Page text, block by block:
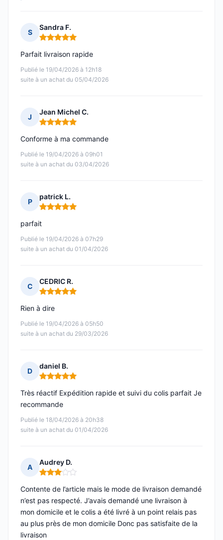
S
Sandra F.
Note : 5 sur 5
Publié le 19/04/2026 à 12h18
suite à un achat du 05/04/2026
Parfait livraison rapide
J
Jean Michel C.
Note : 5 sur 5
Publié le 19/04/2026 à 09h01
suite à un achat du 03/04/2026
Conforme à ma commande
P
patrick L.
Note : 5 sur 5
Publié le 19/04/2026 à 07h29
suite à un achat du 01/04/2026
parfait
C
CEDRIC R.
Note : 5 sur 5
Publié le 19/04/2026 à 05h50
suite à un achat du 29/03/2026
Rien à dire
D
daniel B.
Note : 5 sur 5
Publié le 18/04/2026 à 20h38
suite à un achat du 01/04/2026
Très réactif Expédition rapide et suivi du colis parfait Je
recommande
A
Audrey D.
Note : 3 sur 5
Contente de l’article mais le mode de livraison demandé
n’est pas respecté. J’avais demandé une livraison à
mon domicile et le colis a été livré à un point relais pas
au plus près de mon domicile Donc pas satisfaite de la
livraison